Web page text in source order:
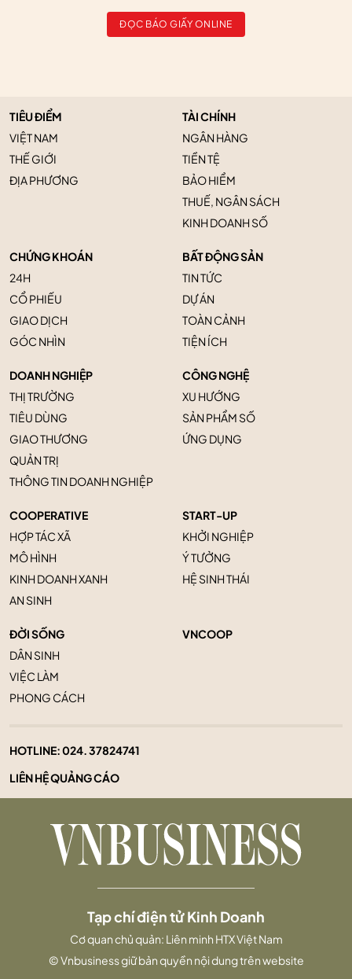
ĐỌC BÁO GIẤY ONLINE
TIÊU ĐIỂM
VIỆT NAM
THẾ GIỚI
ĐỊA PHƯƠNG
TÀI CHÍNH
NGÂN HÀNG
TIỀN TỆ
BẢO HIỂM
THUẾ, NGÂN SÁCH
KINH DOANH SỐ
CHỨNG KHOÁN
24H
CỔ PHIẾU
GIAO DỊCH
GÓC NHÌN
BẤT ĐỘNG SẢN
TIN TỨC
DỰ ÁN
TOÀN CẢNH
TIỆN ÍCH
DOANH NGHIỆP
THỊ TRƯỜNG
TIÊU DÙNG
GIAO THƯƠNG
QUẢN TRỊ
THÔNG TIN DOANH NGHIỆP
CÔNG NGHỆ
XU HƯỚNG
SẢN PHẨM SỐ
ỨNG DỤNG
COOPERATIVE
HỢP TÁC XÃ
MÔ HÌNH
KINH DOANH XANH
AN SINH
START-UP
KHỞI NGHIỆP
Ý TƯỞNG
HỆ SINH THÁI
ĐỜI SỐNG
DÂN SINH
VIỆC LÀM
PHONG CÁCH
VNCOOP
HOTLINE:024. 37824741
LIÊN HỆ QUẢNG CÁO
Tạp chí điện tử Kinh Doanh
Cơ quan chủ quản: Liên minh HTX Việt Nam
© Vnbusiness giữ bản quyền nội dung trên website